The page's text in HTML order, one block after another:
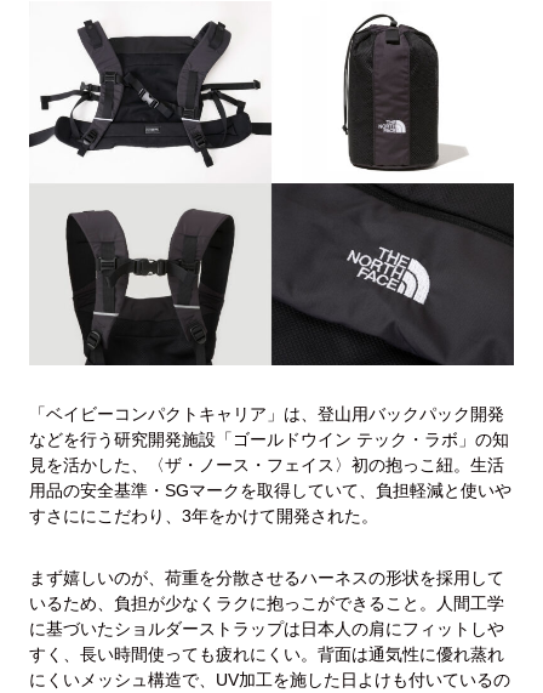
「ベイビーコンパクトキャリア」は、登山用バックパック開発
などを行う研究開発施設「ゴールドウイン テック・ラボ」の知
見を活かした、〈ザ・ノース・フェイス〉初の抱っこ紐。生活
用品の安全基準・SGマークを取得していて、負担軽減と使いや
すさににこだわり、3年をかけて開発された。
まず嬉しいのが、荷重を分散させるハーネスの形状を採用して
いるため、負担が少なくラクに抱っこができること。人間工学
に基づいたショルダーストラップは日本人の肩にフィットしや
すく、長い時間使っても疲れにくい。背面は通気性に優れ蒸れ
にくいメッシュ構造で、UV加工を施した日よけも付いているの